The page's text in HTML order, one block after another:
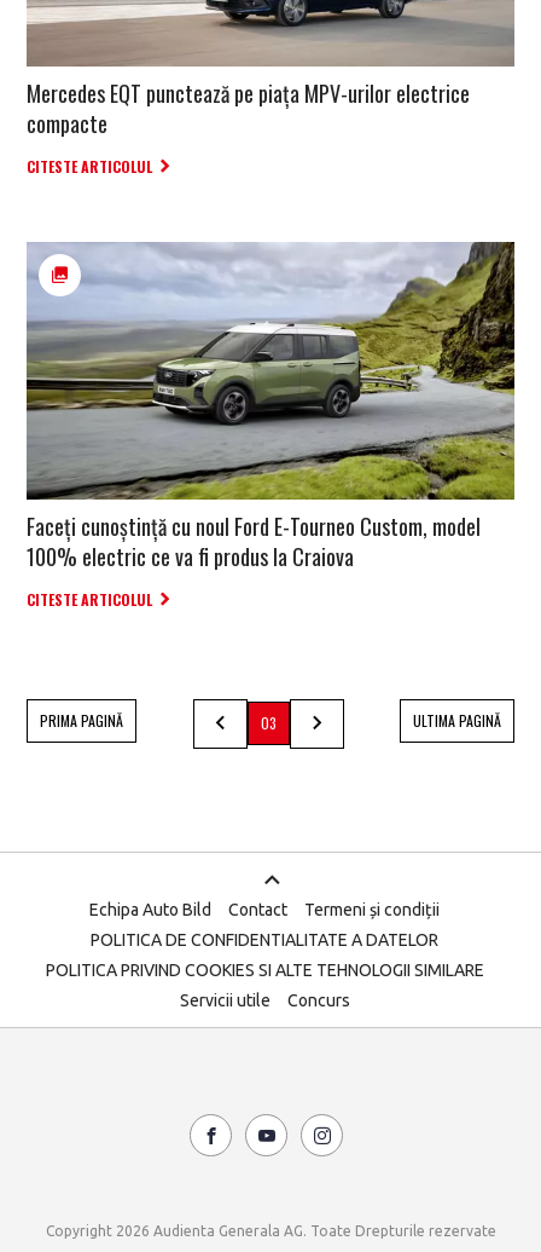
Mercedes EQT punctează pe piața MPV-urilor electrice
compacte
CITESTE ARTICOLUL
Faceți cunoștință cu noul Ford E-Tourneo Custom, model
100% electric ce va fi produs la Craiova
CITESTE ARTICOLUL
PRIMA PAGINĂ 03 ULTIMA PAGINĂ
Echipa Auto Bild Contact
Termeni și condiții
POLITICA DE CONFIDENTIALITATE A DATELOR
POLITICA PRIVIND COOKIES SI ALTE TEHNOLOGII SIMILARE
Servicii utile
Concurs
Copyright 2026 Audienta Generala AG. Toate Drepturile rezervate